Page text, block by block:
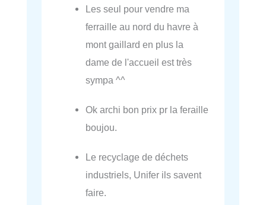
Les seul pour vendre ma
ferraille au nord du havre à
mont gaillard en plus la
dame de l'accueil est très
sympa ^^
Ok archi bon prix pr la feraille
boujou.
Le recyclage de déchets
industriels, Unifer ils savent
faire.